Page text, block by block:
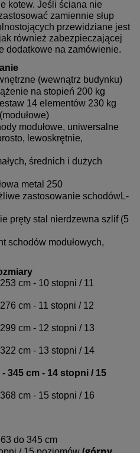
kotew. Jeśli ściana nie
zamiennie słup
przewidziane jest
również zabezpieczającej
dodatkowe na zamówienie.
(wewnątrz budynku)
na stopień 200 kg
14 elementów 230 kg
modułowe, uniwersalne
lewoskrętnie,
średnich i dużych
metal 250
zastosowanie schodówL-
pręty stal nierdzewna szlif (5
schodów modułowych,
cm - 10 stopni / 11
cm - 11 stopni / 12
cm - 12 stopni / 13
cm - 13 stopni / 14
345 cm - 14 stopni / 15
cm - 15 stopni / 16
do 345 cm